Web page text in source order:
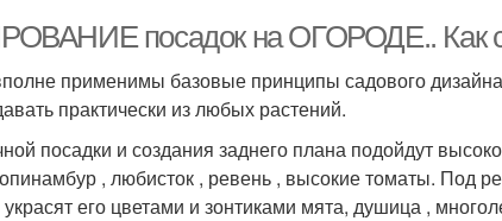
посадок на ОГОРОДЕ.. Как
применимы базовые принципы садового
практически из любых растений.
посадки и создания заднего плана подойдут
, любисток , ревень , высокие томаты. Под
его цветами и зонтиками мята, душица ,